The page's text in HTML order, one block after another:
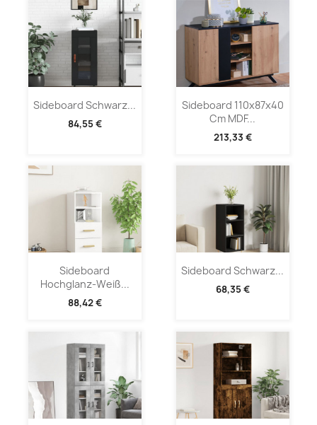
Sideboard Schwarz...
84,55 €
Sideboard 110x87x40
Cm MDF...
213,33 €
Sideboard
Hochglanz-Weiß...
88,42 €
Sideboard Schwarz...
68,35 €